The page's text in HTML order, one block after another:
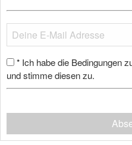
* Ich habe die Bedingungen
und stimme diesen zu.